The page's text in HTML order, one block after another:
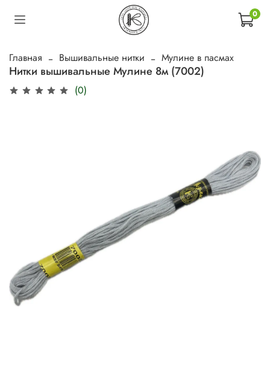
0
Главная Вышивальные нитки Мулине в пасмах
Нитки вышивальные Мулине 8м (7002)
(0)